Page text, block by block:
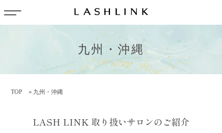
九州・沖縄
TOP » 九州・沖縄
LASH LINK 取り扱いサロンのご紹介